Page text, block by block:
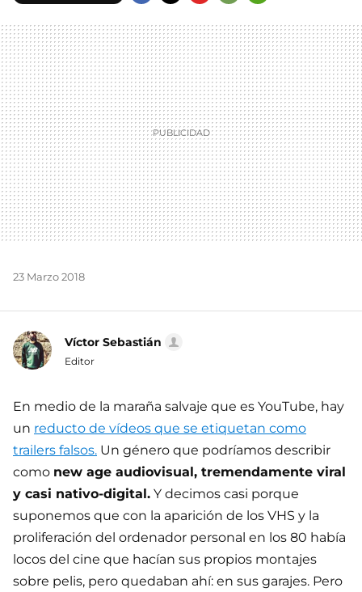
MAIL
23 Marzo 2018
Víctor Sebastián
Editor
En medio de la maraña salvaje que es YouTube, hay
un reducto de vídeos que se etiquetan como
trailers falsos. Un género que podríamos describir
como new age audiovisual, tremendamente viral
y casi nativo-digital. Y decimos casi porque
suponemos que con la aparición de los VHS y la
proliferación del ordenador personal en los 80 había
locos del cine que hacían sus propios montajes
sobre pelis, pero quedaban ahí: en sus garajes. Pero